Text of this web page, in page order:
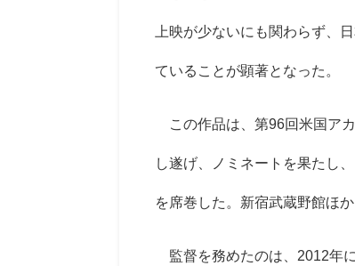
上映が少ないにも関わらず、
ていることが顕著となった。
この作品は、第96回米国ア
し遂げ、ノミネートを果たし
を席巻した。新宿武蔵野館ほ
監督を務めたのは、2012年